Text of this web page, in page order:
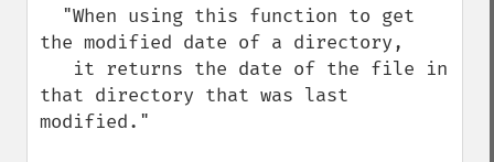
the modified date of a directory,
that directory that was last
modified."